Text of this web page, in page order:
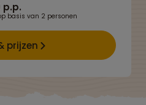
p.p.
basis van 2 personen
prijzen